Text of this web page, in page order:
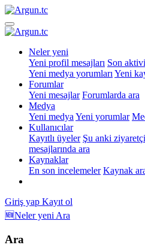
Neler yeni
Yeni profil mesajları Son
Yeni medya yorumları Yeni
Forumlar
Yeni mesajlar Forumlarda ara
Medya
Yeni medya Yeni yorumlar
Kullanıcılar
Kayıtlı üyeler Şu anki
mesajlarında ara
Kaynaklar
En son incelemeler Kaynak
Giriş yap Kayıt ol
🆕Neler yeni Ara
Ara